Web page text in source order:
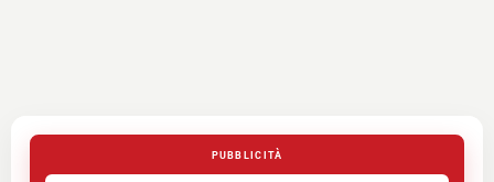
PUBBLICITÀ